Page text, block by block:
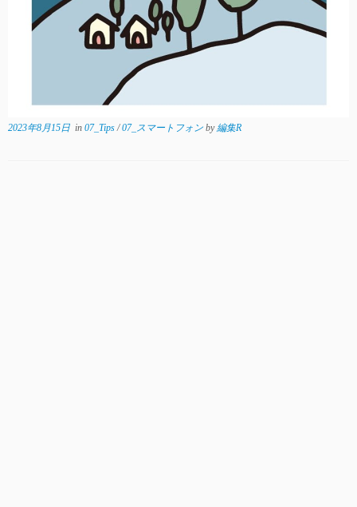
2023年8月15日 in 07_Tips/07_スマートフォン by編集R